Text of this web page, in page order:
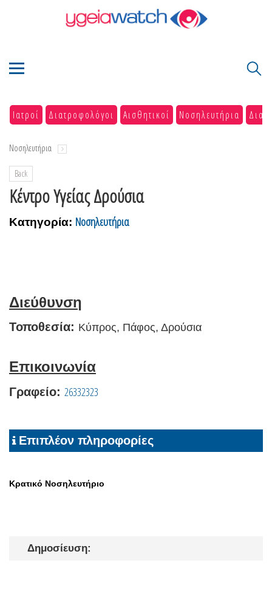
Ιατροί Διατροφολόγοι Αισθητικοί Νοσηλευτήρια
Νοσηλευτήρια
Back
Κέντρο Υγείας Δρούσια
Κατηγορία: Νοσηλευτήρια
Διεύθυνση
Τοποθεσία: Κύπρος, Πάφος, Δρούσια
Επικοινωνία
Γραφείο: 26332323
Επιπλέον πληροφορίες
Κρατικό Νοσηλευτήριο
Δημοσίευση: